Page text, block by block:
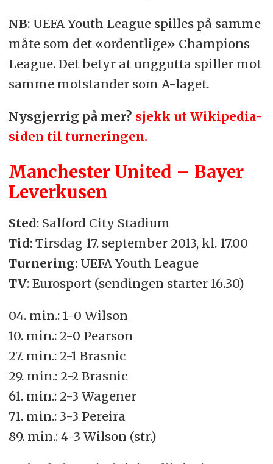
NB: UEFA Youth League spilles på samme
måte som det «ordentlige» Champions
League. Det betyr at unggutta spiller mot
samme motstander som A-laget.
Nysgjerrig på mer? sjekk ut Wikipedia-
siden til turneringen.
Manchester United – Bayer
Leverkusen
Sted: Salford City Stadium
Tid: Tirsdag 17. september 2013, kl. 17.00
Turnering: UEFA Youth League
TV: Eurosport (sendingen starter 16.30)
04. min.: 1-0 Wilson
10. min.: 2-0 Pearson
27. min.: 2-1 Brasnic
29. min.: 2-2 Brasnic
61. min.: 2-3 Wagener
71. min.: 3-3 Pereira
89. min.: 4-3 Wilson (str.)